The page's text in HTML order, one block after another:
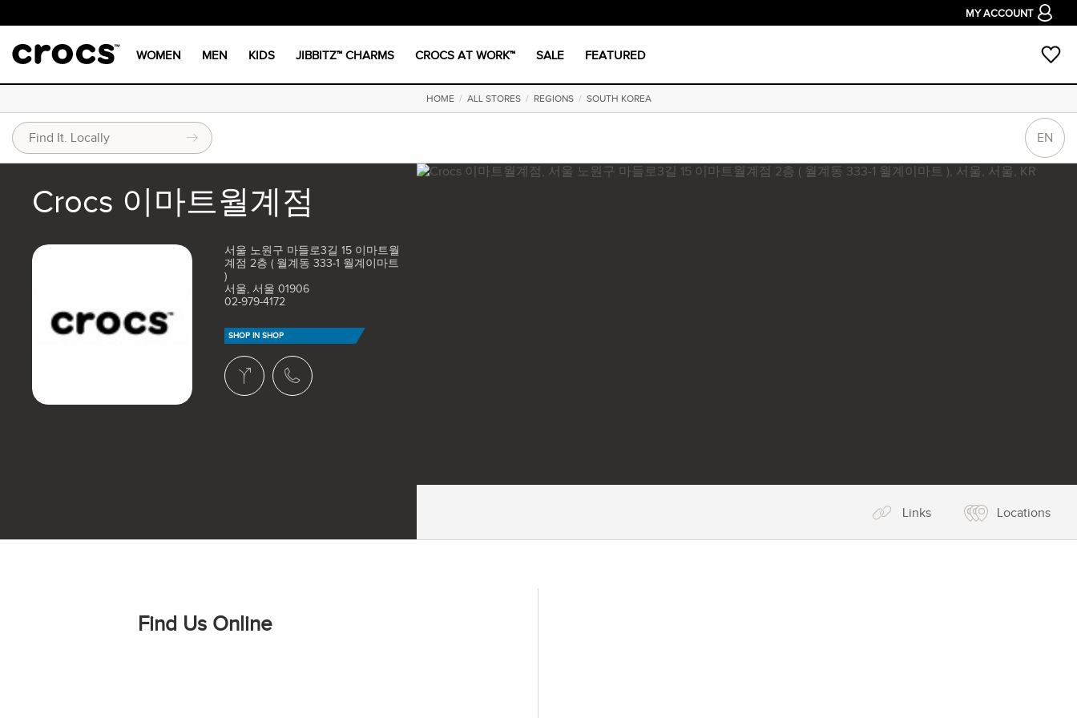
MY ACCOUNT
WOMEN MEN KIDS JIBBITZ™ CHARMS CROCS AT WORK™ SALE FEATURED
HOME/ ALL STORES/ REGIONS/ SOUTH KOREA
EN
Crocs 이마트월계점
서울 노원구 마들로3길 15 이마트월
계점 2층 ( 월계동 333-1 월계이마트
)
서울, 서울 01906
02-979-4172
SHOP IN SHOP
Links Locations
Find Us Online